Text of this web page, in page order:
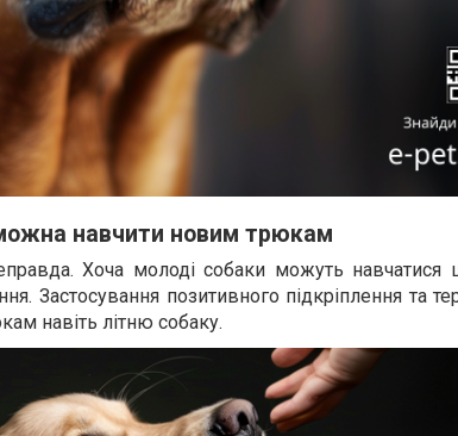
навчити новим трюкам
Хоча молоді собаки можуть навчатися
Застосування позитивного підкріплення та
навіть літню собаку.